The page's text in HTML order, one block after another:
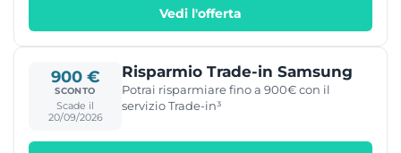
Vedi l'offerta
900 €
SCONTO
Scade il
20/09/2026
Risparmio Trade-in Samsung
Potrai risparmiare fino a 900€ con il
servizio Trade-in³